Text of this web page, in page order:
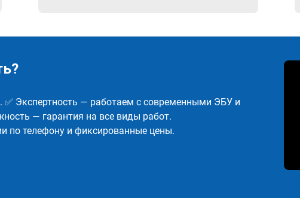
✅ Экспертность — работаем с современными ЭБУ и
— гарантия на все виды работ.
по телефону и фиксированные цены.